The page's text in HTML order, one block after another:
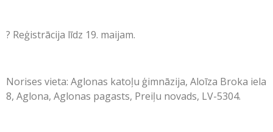
? Reģistrācija līdz 19. maijam.
Norises vieta: Aglonas katoļu ģimnāzija, Aloīza Broka iela
8, Aglona, Aglonas pagasts, Preiļu novads, LV-5304.